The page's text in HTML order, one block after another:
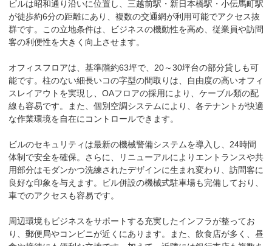
ビルは昭和通り沿いに位置し、三越前駅・新日本橋駅・小伝馬町駅
が徒歩約6分の距離にあり、複数の交通網が利用可能でアクセス抜
群です。この立地条件は、ビジネスの機動性を高め、従業員や訪問
客の利便性を大きく向上させます。
オフィスフロアは、基準階約63坪で、20～30坪台の部分貸しも可
能です。柱のない細長いコの字型の間取りは、自由度の高いオフィ
スレイアウトを実現し、OAフロアの採用により、ケーブル類の配
線も容易です。また、個別空調システムにより、各テナントが快適
な作業環境を自在にコントロールできます。
ビルのセキュリティは最新の機械警備システムを導入し、24時間
体制で安全を確保。さらに、リニューアルによりエントランスや共
用部分はモダンかつ洗練されたデザインに生まれ変わり、訪問客に
良好な印象を与えます。ビル併設の機械式駐車場も完備しており、
車でのアクセスも容易です。
周辺環境もビジネスをサポートする充実したインフラが整ってお
り、郵便局やコンビニが近くにあります。また、飲食店が多く、昼